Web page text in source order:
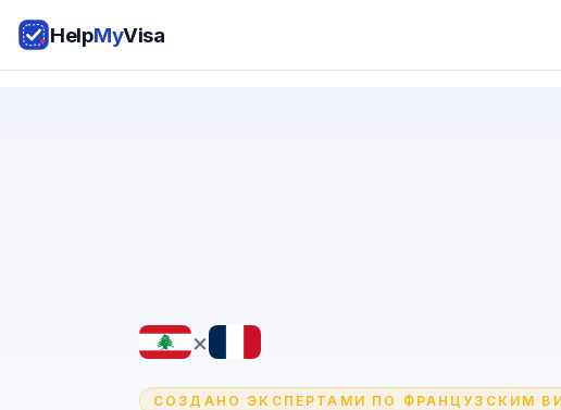
HelpMyVisa
×
СОЗДАНО ЭКСПЕРТАМИ ПО ФРАНЦУЗСКИМ